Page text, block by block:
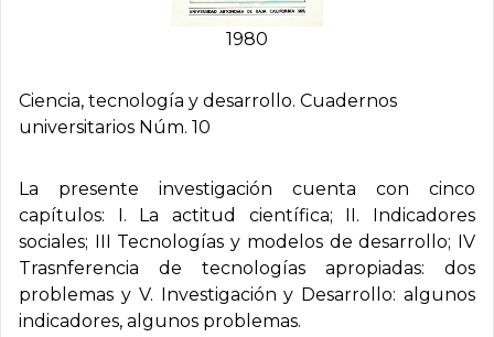
1980
Ciencia, tecnología y desarrollo. Cuadernos
universitarios Núm. 10
La presente investigación cuenta con cinco
capítulos: I. La actitud científica; II. Indicadores
sociales; III Tecnologías y modelos de desarrollo; IV
Trasnferencia de tecnologías apropiadas: dos
problemas y V. Investigación y Desarrollo: algunos
indicadores, algunos problemas.